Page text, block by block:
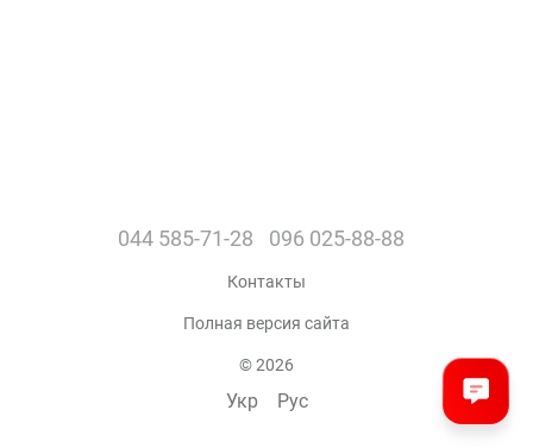
044 585-71-28 096 025-88-88
Контакты
Полная версия сайта
© 2026
Укр Рус